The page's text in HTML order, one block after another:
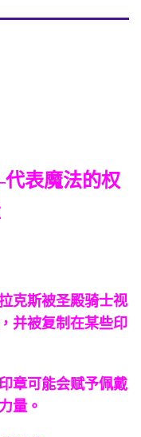
代表魔法的权
克斯被圣殿骑士视
并被复制在某些印
章可能会赋予佩戴
量。